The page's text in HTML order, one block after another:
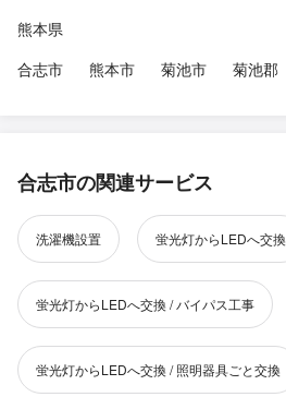
熊本県
合志市
熊本市 菊池市 菊池郡
合志市の関連サービス
洗濯機設置 蛍光灯からLEDへ交換
蛍光灯からLEDへ交換 / バイパス工事
蛍光灯からLEDへ交換 / 照明器具ごと交換